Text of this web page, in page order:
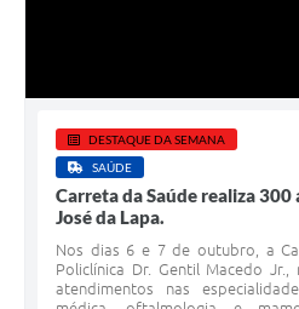
DESTAQUE DA SEMANA
SAÚDE
Carreta da Saúde realiza
José da Lapa.
Nos dias 6 e 7 de outubro, a
Policlínica Dr. Gentil Macedo
atendimentos nas